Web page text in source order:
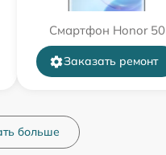
Смартфон Honor 50
Заказать ремонт
больше